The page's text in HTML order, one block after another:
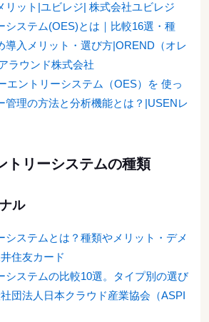
リット|ユビレジ| 株式会社ユビレジ
システム(OES)とは｜比較16選・種
導入メリット・選び方|OREND（オレ
ラウンド株式会社
エントリーシステム（OES）を 使っ
管理の方法と分析機能とは？|USENレ
トリーシステムの種類
ル
システムとは？種類やメリット・デメ
住友カード
システムの比較10選。タイプ別の選び
団法人日本クラウド産業協会（ASPI